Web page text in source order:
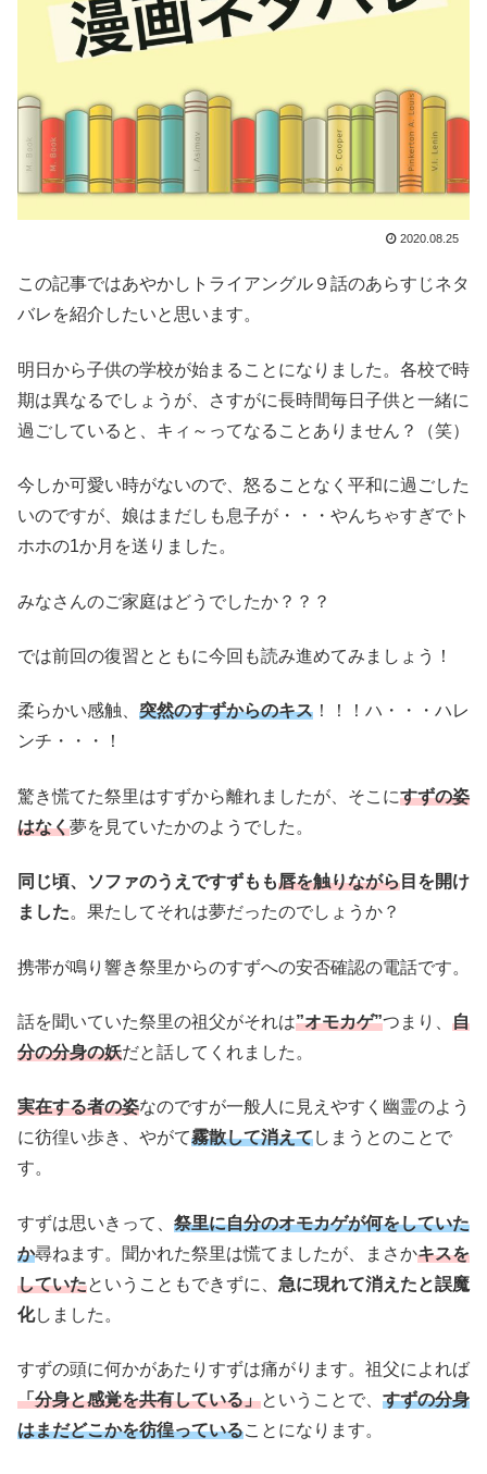
2020.08.25
この記事ではあやかしトライアングル９話のあらすじネタ
バレを紹介したいと思います。
明日から子供の学校が始まることになりました。各校で時
期は異なるでしょうが、さすがに長時間毎日子供と一緒に
過ごしていると、キィ～ってなることありません？（笑）
今しか可愛い時がないので、怒ることなく平和に過ごした
いのですが、娘はまだしも息子が・・・やんちゃすぎでト
ホホの1か月を送りました。
みなさんのご家庭はどうでしたか？？？
では前回の復習とともに今回も読み進めてみましょう！
柔らかい感触、 突然のすずからのキス ！！！ハ・・・ハレ
ンチ・・・！
驚き慌てた祭里はすずから離れましたが、そこにすずの姿
はなく夢を見ていたかのようでした。
同じ頃、ソファのうえですずもも唇を触りながら 目を開け
ました。果たしてそれは夢だったのでしょうか？
携帯が鳴り響き祭里からのすずへの安否確認の電話です。
話を聞いていた祭里の祖父がそれは”オモカゲ”つまり、 自
分の分身の妖だと話してくれました。
実在する者の姿なのですが一般人に見えやすく幽霊のよう
に彷徨い歩き、やがて霧散して消えてしまうとのことで
す。
すずは思いきって、 祭里に自分のオモカゲが何をしていた
か尋ねます。聞かれた祭里は慌てましたが、まさかキスを
していたということもできずに、 急に現れて消えたと誤魔
化しました。
すずの頭に何かがあたりすずは痛がります。祖父によれば
「分身と感覚を共有している」ということで、 すずの分身
はまだどこかを彷徨っていることになります。